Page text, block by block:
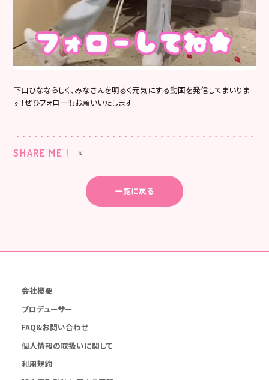
下口ひなならしく、みなさんを明るく元気にする動画を発信してまいりま
す！ぜひフォローもお願いいたします
SHARE ME !
一覧に戻る
会社概要
プロデューサー
FAQ&お問い合わせ
個人情報の取扱いに関して
利用規約